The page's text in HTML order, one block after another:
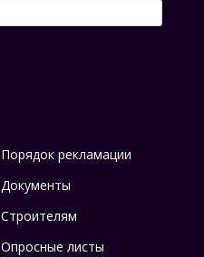
Порядок рекламации
Документы
Строителям
Опросные листы